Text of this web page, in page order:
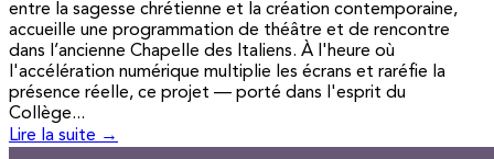
entre la sagesse chrétienne et la création contemporaine,
accueille une programmation de théâtre et de rencontre
dans l’ancienne Chapelle des Italiens. À l'heure où
l'accélération numérique multiplie les écrans et raréfie la
présence réelle, ce projet — porté dans l'esprit du
Collège...
Lire la suite →